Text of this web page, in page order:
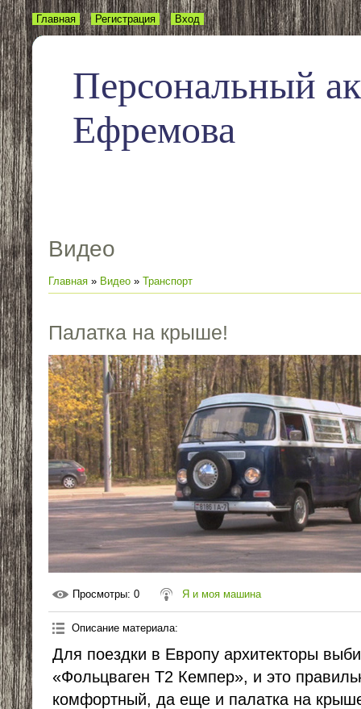
Персональный
Ефремова
Главная Регистрация Вход
Видео
Главная » Видео » Транспорт
Палатка на крыше!
Просмотры: 0 Я и моя машина
Описание материала:
Для поездки в Европу архитекторы
«Фольцваген Т2 Кемпер», и это
комфортный, да еще и палатка на